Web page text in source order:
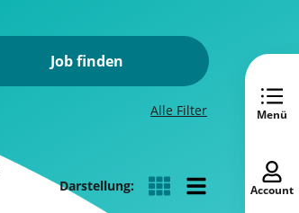
Job finden
Alle Filter
Darstellung:
Menü
Account